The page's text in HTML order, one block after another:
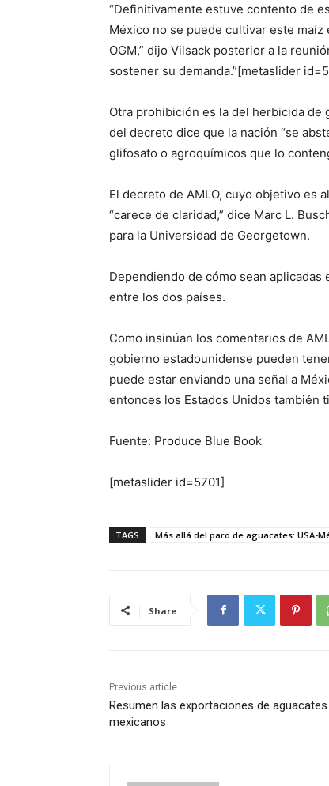
“Definitivamente estuve contento de
México no se puede cultivar este
OGM,” dijo Vilsack posterior a la
sostener su demanda.”[metaslider
Otra prohibición es la del herbicida
del decreto dice que la nación “se
glifosato o agroquímicos que lo
El decreto de AMLO, cuyo objetivo es
“carece de claridad,” dice Marc L.
para la Universidad de Georgetown.
Dependiendo de cómo sean
entre los dos países.
Como insinúan los comentarios de
gobierno estadounidense pueden
puede estar enviando una señal a
entonces los Estados Unidos también
Fuente: Produce Blue Book
[metaslider id=5701]
TAGS Más allá del paro de aguacates: USA-
Share
Previous article
Resumen las exportaciones de aguacates
mexicanos